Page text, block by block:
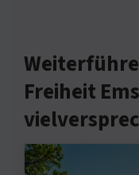
Freiheit